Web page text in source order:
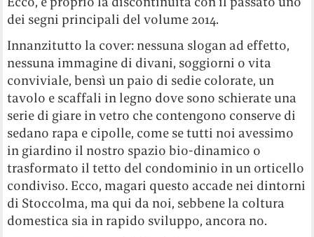
dei segni principali del volume 2014.
Innanzitutto la cover: nessuna slogan ad effetto,
nessuna immagine di divani, soggiorni o vita
conviviale, bensì un paio di sedie colorate, un
tavolo e scaffali in legno dove sono schierate una
serie di giare in vetro che contengono conserve di
sedano rapa e cipolle, come se tutti noi avessimo
in giardino il nostro spazio bio-dinamico o
trasformato il tetto del condominio in un orticello
condiviso. Ecco, magari questo accade nei dintorni
di Stoccolma, ma qui da noi, sebbene la coltura
domestica sia in rapido sviluppo, ancora no.